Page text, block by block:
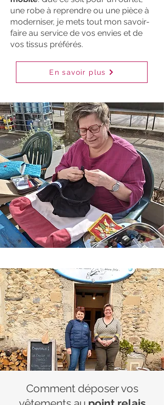
une robe à reprendre ou une pièce à
moderniser, je mets tout mon savoir-
faire au service de vos envies et de
vos tissus préférés.
En savoir plus
Comment déposer vos